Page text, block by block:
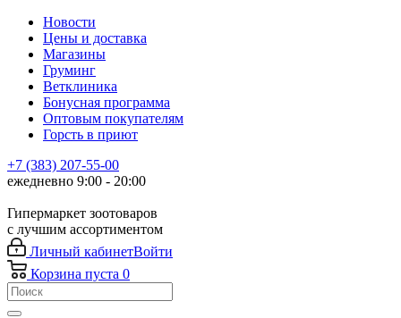
Новости
Цены и доставка
Магазины
Груминг
Ветклиника
Бонусная программа
Оптовым покупателям
Горсть в приют
+7 (383) 207-55-00
ежедневно 9:00 - 20:00
Гипермаркет зоотоваров
с лучшим ассортиментом
Личный кабинетВойти
Корзина пуста 0